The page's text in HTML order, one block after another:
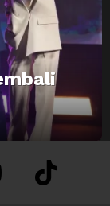
tiktok